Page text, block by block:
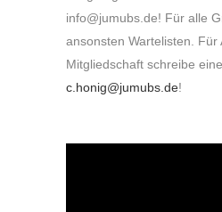
info@jumubs.de! Für alle
ansonsten Wartelisten. Für
Mitgliedschaft schreibe
c.honig@jumubs.de!